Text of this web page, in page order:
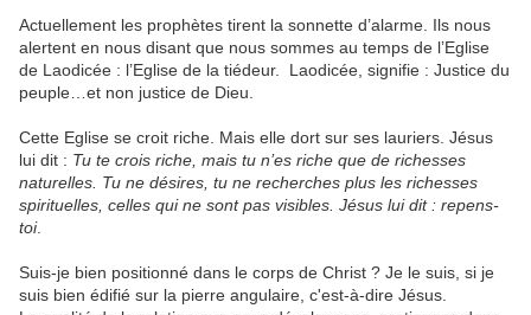
Actuellement les prophètes tirent la sonnette d’alarme. Ils nous
alertent en nous disant que nous sommes au temps de l’Eglise
de Laodicée : l’Eglise de la tiédeur. Laodicée, signifie : Justice du
peuple…et non justice de Dieu.
Cette Eglise se croit riche. Mais elle dort sur ses lauriers. Jésus
lui dit : Tu te crois riche, mais tu n’es riche que de richesses
naturelles. Tu ne désires, tu ne recherches plus les richesses
spirituelles, celles qui ne sont pas visibles. Jésus lui dit : repens-
toi.
Suis-je bien positionné dans le corps de Christ ? Je le suis, si je
suis bien édifié sur la pierre angulaire, c'est-à-dire Jésus.